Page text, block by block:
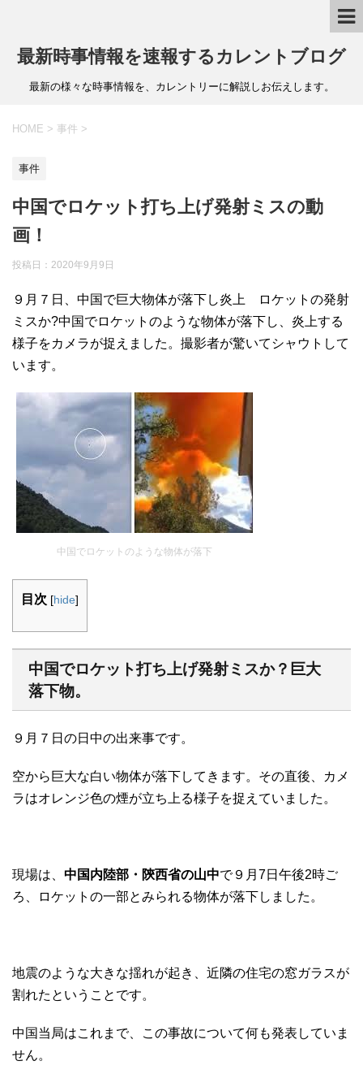
最新時事情報を速報するカレントブログ
最新の様々な時事情報を、カレントリーに解説しお伝えします。
HOME > 事件 >
事件
中国でロケット打ち上げ発射ミスの動
画！
投稿日： 2020年9月9日
９月７日、中国で巨大物体が落下し炎上 ロケットの発射
ミスか?中国でロケットのような物体が落下し、炎上する
様子をカメラが捉えました。撮影者が驚いてシャウトして
います。
中国でロケットのような物体が落下
目次 [hide]
中国でロケット打ち上げ発射ミスか？巨大
落下物。
９月７日の日中の出来事です。
空から巨大な白い物体が落下してきます。その直後、カメ
ラはオレンジ色の煙が立ち上る様子を捉えていました。
現場は、 中国内陸部・陝西省の山中で９月7日午後2時ご
ろ、ロケットの一部とみられる物体が落下しました。
地震のような大きな揺れが起き、近隣の住宅の窓ガラスが
割れたということです。
中国当局はこれまで、この事故について何も発表していま
せん。